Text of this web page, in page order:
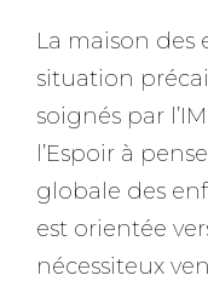
La maison des
situation
soignés par
l’Espoir à
globale des
est orientée
nécessiteux